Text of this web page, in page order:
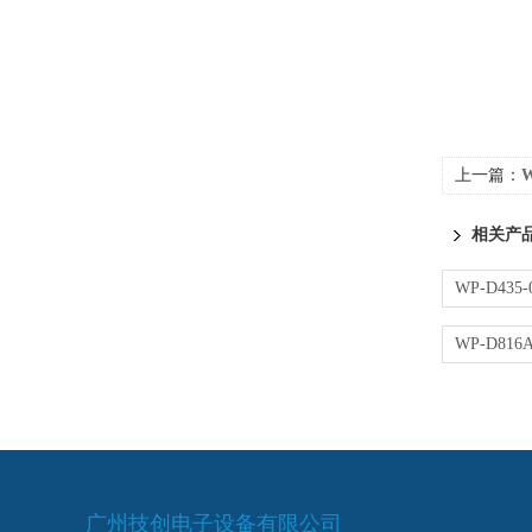
上一篇：
相关产
广州技创电子设备有限公司